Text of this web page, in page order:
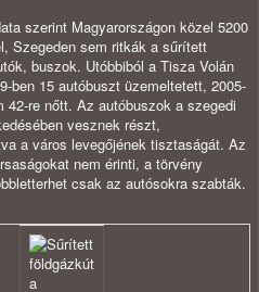
szerint Magyarországon közel 5200
Szegeden sem ritkák a sűrített
buszok. Utóbbiból a Tisza Volán
ben 15 autóbuszt üzemeltetett, 2005-
42-re nőtt. Az autóbuszok a szegedi
vesznek részt,
a város levegőjének tisztaságát. Az
nem érinti, a törvény
csak az autósokra szabták.